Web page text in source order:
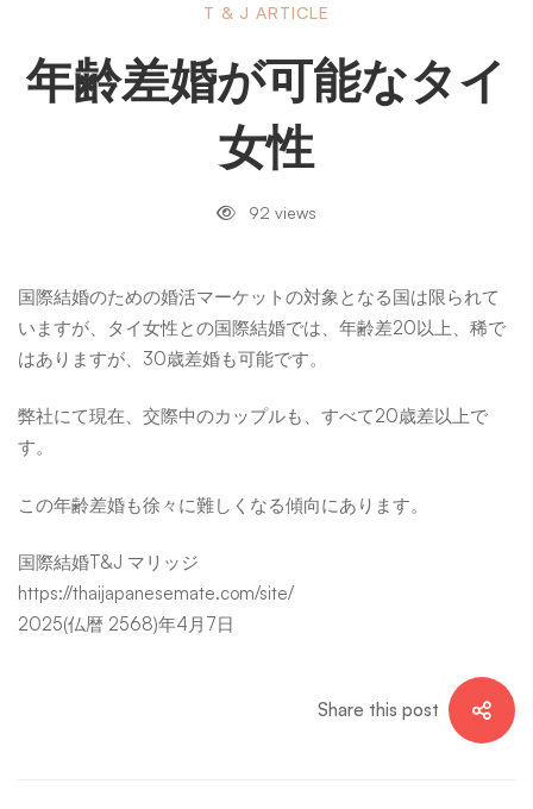
年
齢
婚
が
可
能
な
T & J ARTICLE
年齢差婚が可能なタイ
女性
92 views
国際結婚のための婚活マーケットの対象となる国は限られて
いますが、タイ女性との国際結婚では、年齢差20以上、稀で
はありますが、30歳差婚も可能です。
弊社にて現在、交際中のカップルも、すべて20歳差以上で
す。
この年齢差婚も徐々に難しくなる傾向にあります。
国際結婚T&J マリッジ
https://thaijapanesemate.com/site/
2025(仏暦 2568)年4月7日
Share this post